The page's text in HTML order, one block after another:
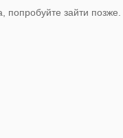
попробуйте зайти позже.